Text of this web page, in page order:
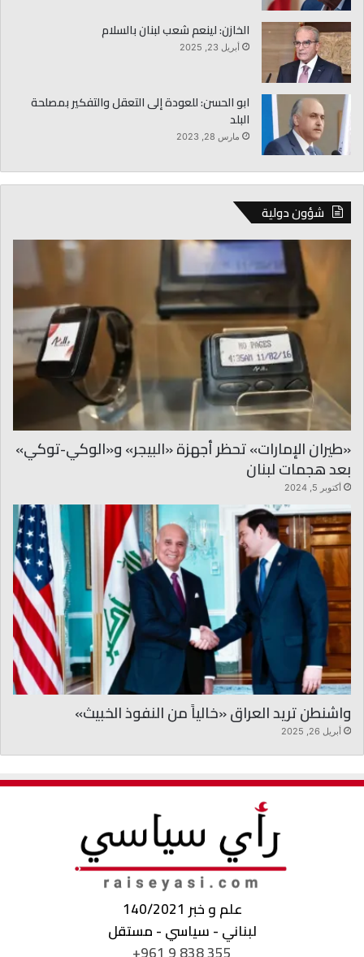
الخازن: لينعم شعب لبنان بالسلام
أبريل 23, 2025
ابو الحسن: للعودة إلى التعقل والتفكير بمصلحة
البلد
مارس 28, 2023
شؤون دولية
«طيران الإمارات» تحظر أجهزة «البيجر» و«الوكي-توكي»
بعد هجمات لبنان
أكتوبر 5, 2024
واشنطن تريد العراق «خالياً من النفوذ الخبيث»
أبريل 26, 2025
علم و خبر 140/2021
لبناني - سياسي - مستقل